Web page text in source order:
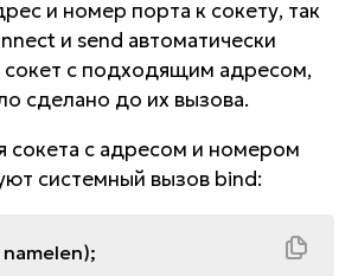
и номер порта к сокету, так
и send автоматически
сокет с подходящим адресом,
сделано до их вызова.
сокета с адресом и номером
системный вызов bind: